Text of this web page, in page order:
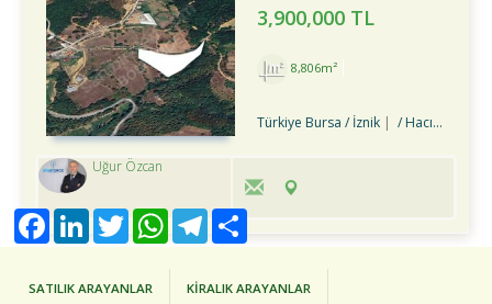
3,900,000 TL
8,806m²
Türkiye Bursa / İznik / Hacıosman Köyü
Uğur Özcan
SATILIK ARAYANLAR KİRALIK ARAYANLAR
FacebookLinkedInTwitter WhatsAppTelegram